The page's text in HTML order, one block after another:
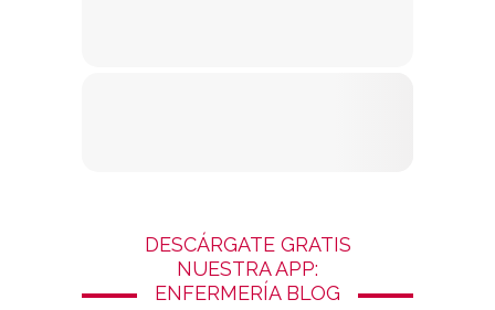
DESCÁRGATE GRATIS
NUESTRA APP:
ENFERMERÍA BLOG